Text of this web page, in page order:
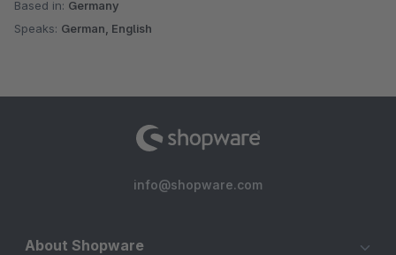
Based in: Germany
Speaks: German, English
info@shopware.com
About Shopware